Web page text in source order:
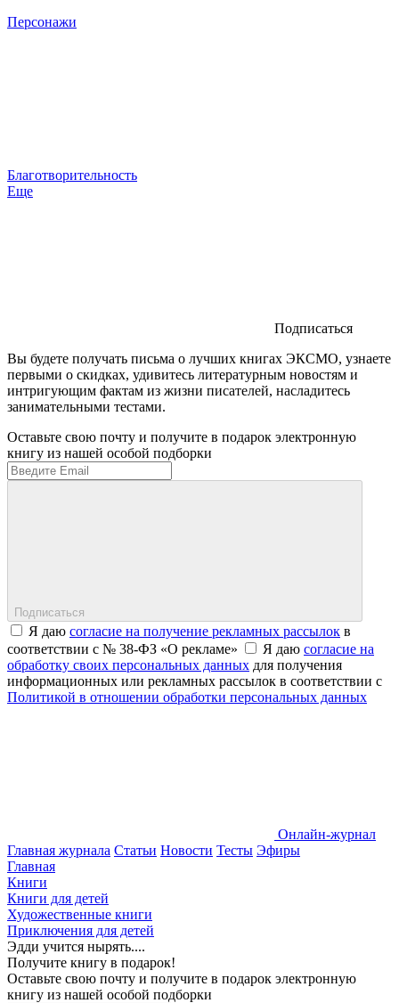
Персонажи
Благотворительность
Еще
Подписаться
Вы будете получать письма о лучших книгах ЭКСМО, узнаете
первыми о скидках, удивитесь литературным новостям и
интригующим фактам из жизни писателей, насладитесь
занимательными тестами.
Оставьте свою почту и получите в подарок электронную
книгу из нашей особой подборки
Подписаться
Я даю согласие на получение рекламных рассылок в
соответствии с № 38-ФЗ «О рекламе»
Я даю согласие на
обработку своих персональных данных для получения
информационных или рекламных рассылок в соответствии с
Политикой в отношении обработки персональных данных
Онлайн-журнал
Главная журнала Статьи Новости Тесты Эфиры
Главная
Книги
Книги для детей
Художественные книги
Приключения для детей
Эдди учится нырять....
Получите книгу в подарок!
Оставьте свою почту и получите в подарок электронную
книгу из нашей особой подборки